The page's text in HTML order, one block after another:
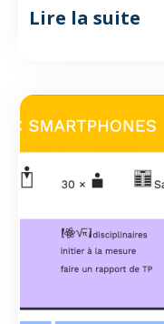
Lire la suite